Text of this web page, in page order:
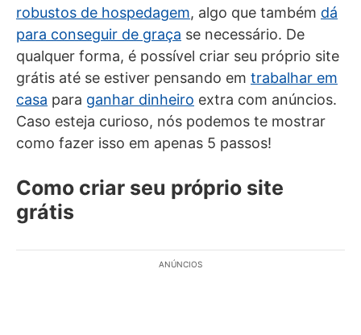
robustos de hospedagem, algo que também dá
para conseguir de graça se necessário. De
qualquer forma, é possível criar seu próprio site
grátis até se estiver pensando em trabalhar em
casa para ganhar dinheiro extra com anúncios.
Caso esteja curioso, nós podemos te mostrar
como fazer isso em apenas 5 passos!
Como criar seu próprio site
grátis
ANÚNCIOS